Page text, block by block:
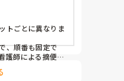
トごとに異なりま
、順番も固定で
護師による摘便が
入浴してその後す